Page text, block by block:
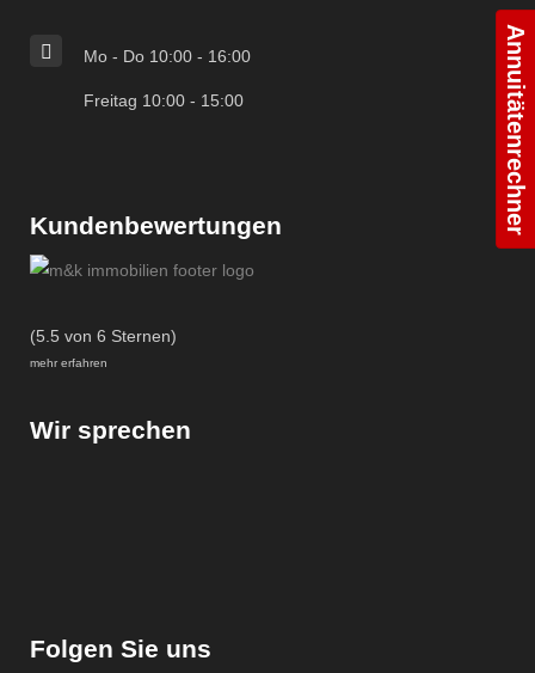
Mo - Do 10:00 - 16:00
Freitag 10:00 - 15:00
Kundenbewertungen
(5.5 von 6 Sternen)
mehr erfahren
Wir sprechen
Folgen Sie uns
Annuitätenrechner